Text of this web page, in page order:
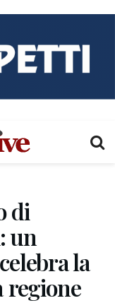
di
un
la
regione